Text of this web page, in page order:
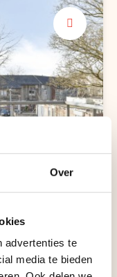
Over
advertenties te
media te bieden